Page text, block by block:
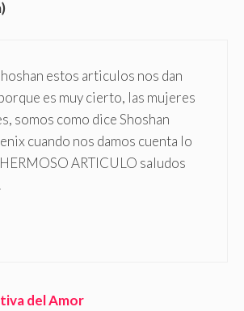
estos articulos nos dan
es muy cierto, las mujeres
somos como dice Shoshan
cuando nos damos cuenta lo
ARTICULO saludos
del Amor